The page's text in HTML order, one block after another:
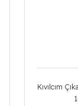
Kıvılcım